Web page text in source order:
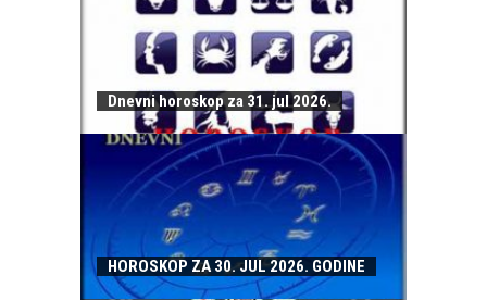
Dnevni horoskop za 31. jul 2026.
HOROSKOP ZA 30. JUL 2026. GODINE